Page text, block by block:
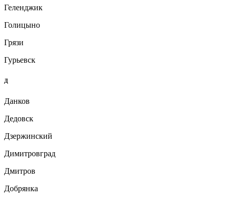
Геленджик
Голицыно
Грязи
Гурьевск
Д
Данков
Дедовск
Дзержинский
Димитровград
Дмитров
Добрянка